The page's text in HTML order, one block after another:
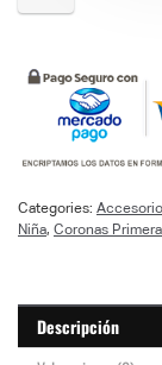
Categories:
Niña, Coronas
Descripción